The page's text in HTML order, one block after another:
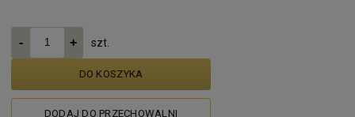
szt.
DO KOSZYKA
DODAJ DO PRZECHOWALNI